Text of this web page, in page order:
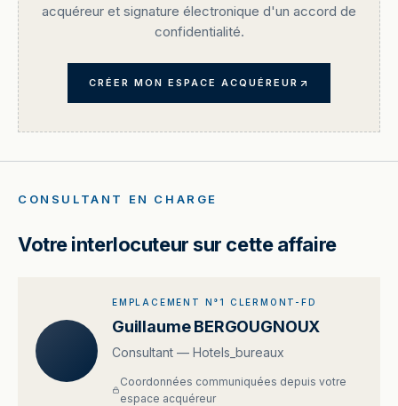
acquéreur et signature électronique d'un accord de
confidentialité.
CRÉER MON ESPACE ACQUÉREUR
CONSULTANT EN CHARGE
Votre interlocuteur sur cette affaire
EMPLACEMENT N°1 CLERMONT-FD
Guillaume BERGOUGNOUX
Consultant — Hotels_bureaux
Coordonnées communiquées depuis votre
espace acquéreur